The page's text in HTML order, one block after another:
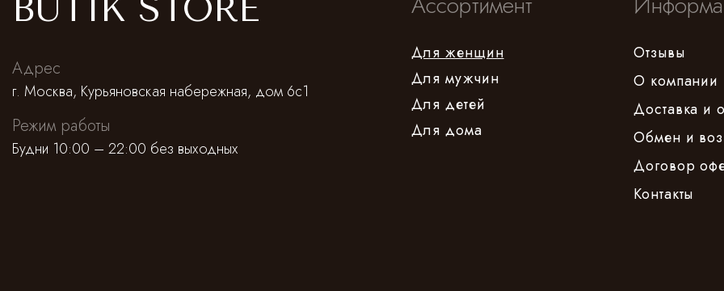
BUTIK STORE
Адрес
г. Москва, Курьяновская набережная, дом 6с1
Режим работы
Будни 10:00 – 22:00 без выходных
Для женщин
Для мужчин
Для детей
Для дома
Отзывы
О компании
Доставка и
Обмен и
Договор
Контакты